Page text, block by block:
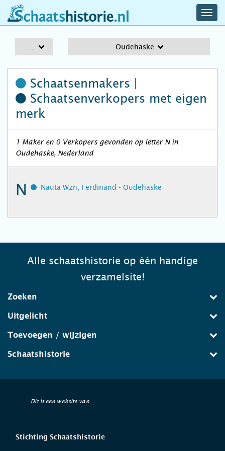
schaatshistorie.nl
Oudehaske
Schaatsenmakers |
Schaatsenverkopers met eigen
merk
1 Maker en 0 Verkopers gevonden op letter N in
Oudehaske, Nederland
N Nauta Wzn, Ferdinand - Oudehaske
Alle schaatshistorie op één handige
verzamelsite!
Zoeken
Uitgelicht
Toevoegen / wijzigen
Schaatshistorie
Dit is een website van
Stichting Schaatshistorie